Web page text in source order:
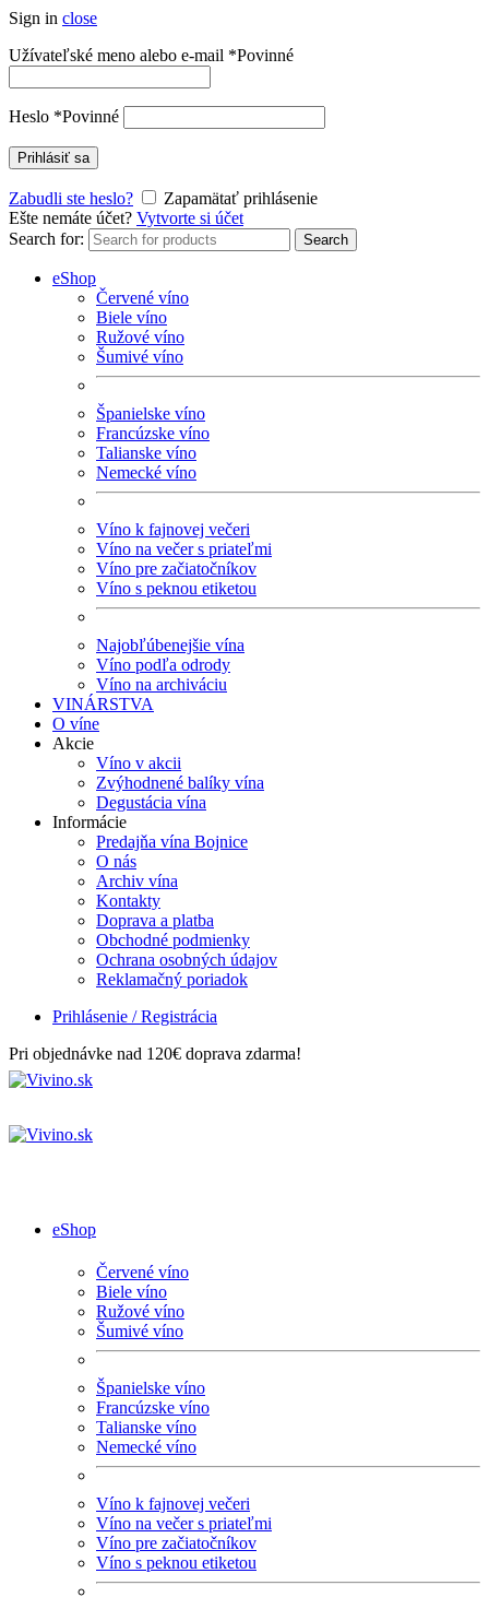
Sign in close
Užívateľské meno alebo e-mail *Povinné
Heslo *Povinné
Prihlásiť sa
Zabudli ste heslo?
Zapamätať prihlásenie
Ešte nemáte účet? Vytvorte si účet
Search for:
Search
eShop
Červené víno
Biele víno
Ružové víno
Šumivé víno
Španielske víno
Francúzske víno
Talianske víno
Nemecké víno
Víno k fajnovej večeri
Víno na večer s priateľmi
Víno pre začiatočníkov
Víno s peknou etiketou
Najobľúbenejšie vína
Víno podľa odrody
Víno na archiváciu
VINÁRSTVA
O víne
Akcie
Víno v akcii
Zvýhodnené balíky vína
Degustácia vína
Informácie
Predajňa vína Bojnice
O nás
Archiv vína
Kontakty
Doprava a platba
Obchodné podmienky
Ochrana osobných údajov
Reklamačný poriadok
Prihlásenie / Registrácia
Pri objednávke nad 120€ doprava zdarma!
eShop
Červené víno
Biele víno
Ružové víno
Šumivé víno
Španielske víno
Francúzske víno
Talianske víno
Nemecké víno
Víno k fajnovej večeri
Víno na večer s priateľmi
Víno pre začiatočníkov
Víno s peknou etiketou